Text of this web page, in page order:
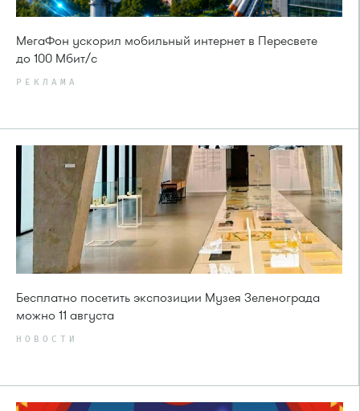
МегаФон ускорил мобильный интернет в Пересвете
до 100 Мбит/с
РЕКЛАМА
Бесплатно посетить экспозиции Музея Зеленограда
можно 11 августа
НОВОСТИ